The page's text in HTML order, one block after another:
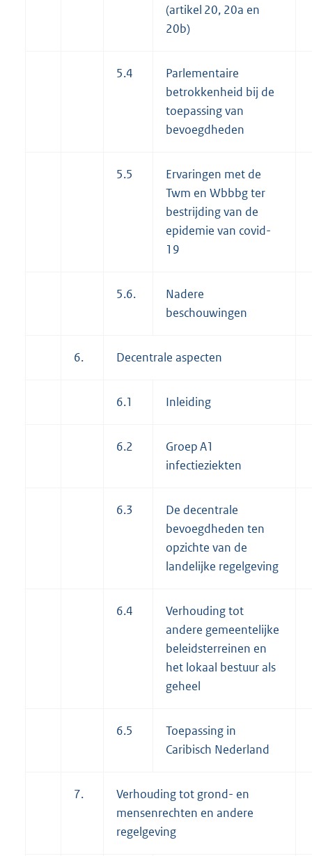
(artikel 20, 20a en
20b)
5.4
Parlementaire
betrokkenheid bij de
toepassing van
bevoegdheden
5.5
Ervaringen met de
Twm en Wbbbg ter
bestrijding van de
epidemie van covid-
19
5.6.
Nadere
beschouwingen
6. Decentrale aspecten
6.1 Inleiding
6.2
Groep A1
infectieziekten
6.3
De decentrale
bevoegdheden ten
opzichte van de
landelijke regelgeving
6.4
Verhouding tot
andere gemeentelijke
beleidsterreinen en
het lokaal bestuur als
geheel
6.5
Toepassing in
Caribisch Nederland
7.
Verhouding tot grond- en
mensenrechten en andere
regelgeving